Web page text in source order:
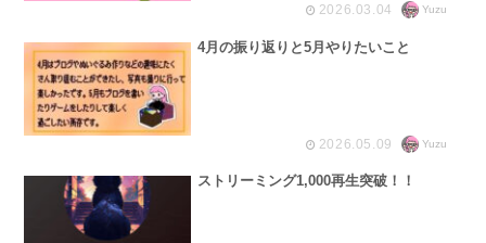
2026.03.04 Yuzu
4月の振り返りと5月やりたいこと
2026.05.09 Yuzu
ストリーミング1,000再生突破！！